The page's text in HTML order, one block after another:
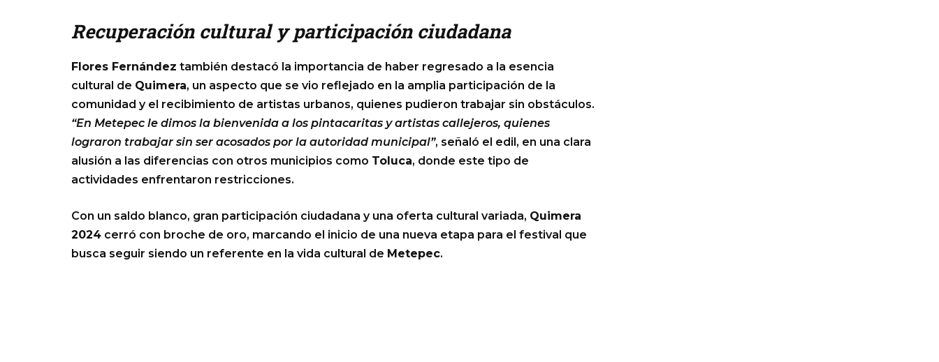
Recuperación cultural y participación ciudadana
Flores Fernández también destacó la importancia de haber regresado a la esencia
cultural de Quimera, un aspecto que se vio reflejado en la amplia participación de la
comunidad y el recibimiento de artistas urbanos, quienes pudieron trabajar sin obstáculos.
“En Metepec le dimos la bienvenida a los pintacaritas y artistas callejeros, quienes
lograron trabajar sin ser acosados por la autoridad municipal”, señaló el edil, en una clara
alusión a las diferencias con otros municipios como Toluca, donde este tipo de
actividades enfrentaron restricciones.
Con un saldo blanco, gran participación ciudadana y una oferta cultural variada, Quimera
2024 cerró con broche de oro, marcando el inicio de una nueva etapa para el festival que
busca seguir siendo un referente en la vida cultural de Metepec.